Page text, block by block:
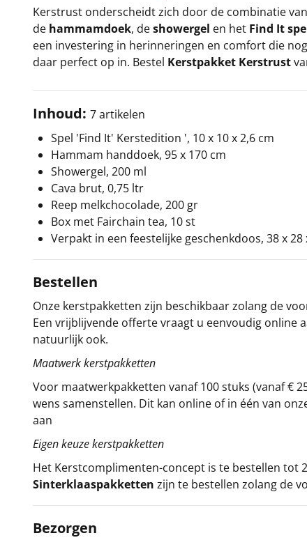
Kerstrust onderscheidt zich door de combinatie
de hammamdoek, deshowergel en het Find It
een investering in herinneringen en comfort die
daar perfect op in. Bestel Kerstpakket Kerstrust
Inhoud: 7 artikelen
Spel 'Find It' Kerstedition ', 10 x 10 x 2,6 cm
Hammam handdoek, 95 x 170 cm
Showergel, 200 ml
Cava brut, 0,75 ltr
Reep melkchocolade, 200 gr
Box met Fairchain tea, 10 st
Verpakt in een feestelijke geschenkdoos, 38 x 28
Bestellen
Onze kerstpakketten zijn beschikbaar zolang de
Een vrijblijvende offerte vraagt u eenvoudig online
natuurlijk ook.
Maatwerk kerstpakketten
Voor maatwerkpakketten vanaf 100 stuks (vanaf €
wens samenstellen. Dit kan online of in één van
aan
Eigen keuze kerstpakketten
Het Kerstcomplimenten-concept is te bestellen tot
Sinterklaaspakketten zijn te bestellen zolang de
Bezorgen